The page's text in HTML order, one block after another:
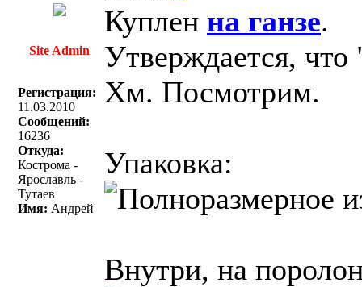
Site Admin
Регистрация:
11.03.2010
Сообщений:
16236
Откуда:
Кострома -
Ярославль -
Тутаев
Имя: Андрей
Куплен на ганзе.
Утверждается,
Хм. Посмотрим.
Упаковка:
Внутри, на